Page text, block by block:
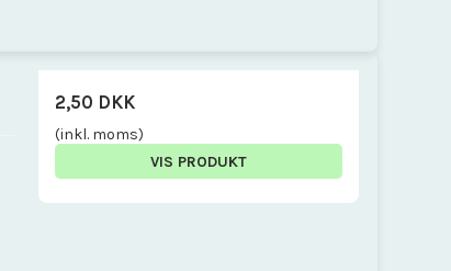
2,50 DKK
(inkl. moms)
VIS PRODUKT